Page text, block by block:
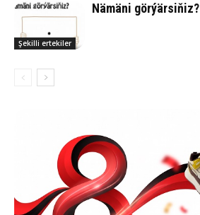
Şekilli ertekiler
Nämäni görýärsiňiz?